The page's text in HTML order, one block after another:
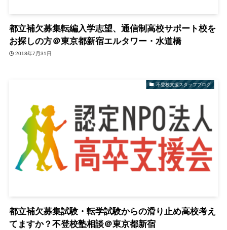
都立補欠募集転編入学志望、通信制高校サポート校を
お探しの方＠東京都新宿エルタワー・水道橋
2018年7月31日
不登校支援スタッフブログ
都立補欠募集試験・転学試験からの滑り止め高校考え
てますか？不登校塾相談＠東京都新宿